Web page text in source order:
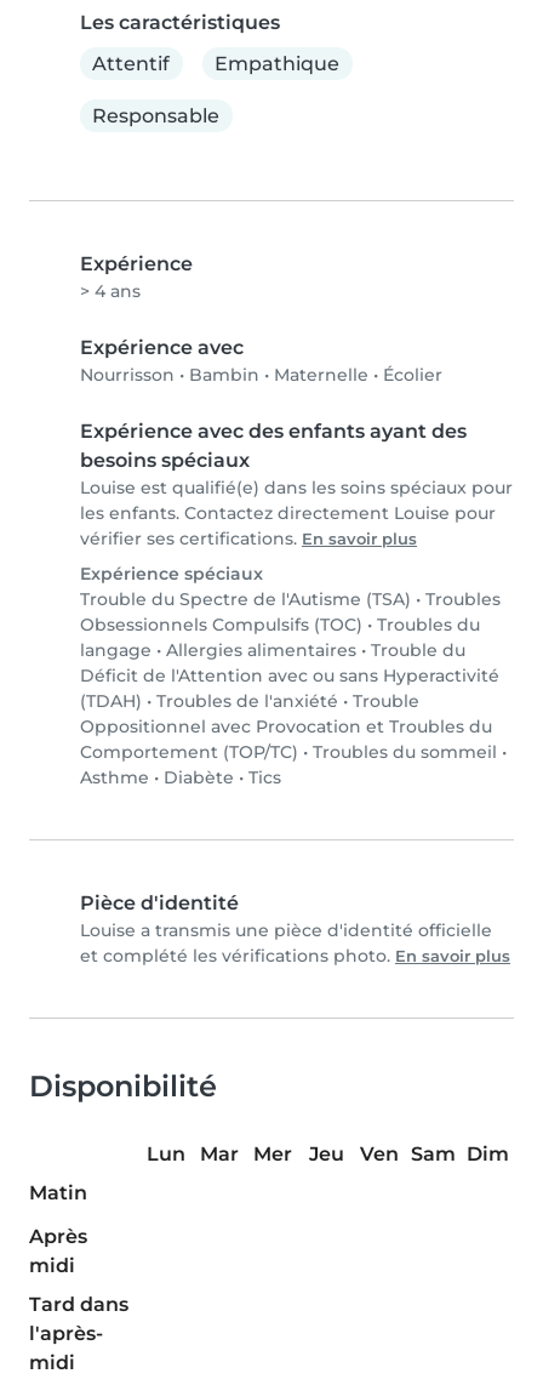
Les caractéristiques
Attentif
Empathique
Responsable
Expérience
> 4 ans
Expérience avec
Nourrisson • Bambin • Maternelle • Écolier
Expérience avec des enfants ayant des
besoins spéciaux
Louise est qualifié(e) dans les soins spéciaux pour
les enfants. Contactez directement Louise pour
vérifier ses certifications. En savoir plus
Expérience spéciaux
Trouble du Spectre de l'Autisme (TSA) • Troubles
Obsessionnels Compulsifs (TOC) • Troubles du
langage • Allergies alimentaires • Trouble du
Déficit de l'Attention avec ou sans Hyperactivité
(TDAH) • Troubles de l'anxiété • Trouble
Oppositionnel avec Provocation et Troubles du
Comportement (TOP/TC) • Troubles du sommeil •
Asthme • Diabète • Tics
Pièce d'identité
Louise a transmis une pièce d'identité officielle
et complété les vérifications photo. En savoir plus
Disponibilité
Lun Mar Mer Jeu Ven Sam Dim
Matin
Après
midi
Tard dans
l'après-
midi